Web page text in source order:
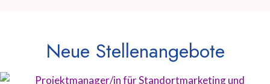
Neue Stellenangebote